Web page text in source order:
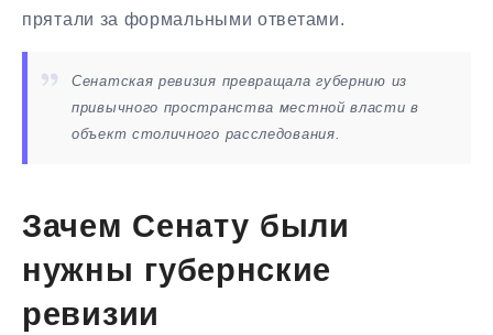
прятали за формальными ответами.
Сенатская ревизия превращала губернию из
привычного пространства местной власти в
объект столичного расследования.
Зачем Сенату были
нужны губернские
ревизии